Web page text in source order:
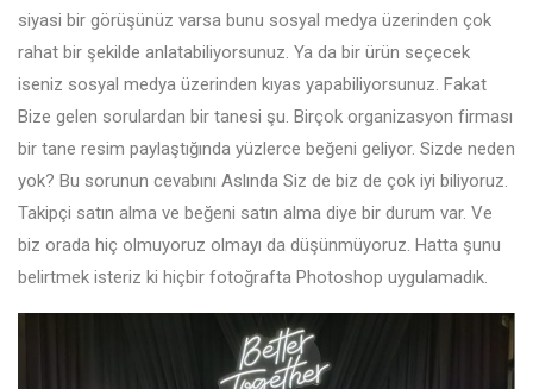
siyasi bir görüşünüz varsa bunu sosyal medya üzerinden çok
rahat bir şekilde anlatabiliyorsunuz. Ya da bir ürün seçecek
iseniz sosyal medya üzerinden kıyas yapabiliyorsunuz. Fakat
Bize gelen sorulardan bir tanesi şu. Birçok organizasyon firması
bir tane resim paylaştığında yüzlerce beğeni geliyor. Sizde neden
yok? Bu sorunun cevabını Aslında Siz de biz de çok iyi biliyoruz.
Takipçi satın alma ve beğeni satın alma diye bir durum var. Ve
biz orada hiç olmuyoruz olmayı da düşünmüyoruz. Hatta şunu
belirtmek isteriz ki hiçbir fotoğrafta Photoshop uygulamadık.